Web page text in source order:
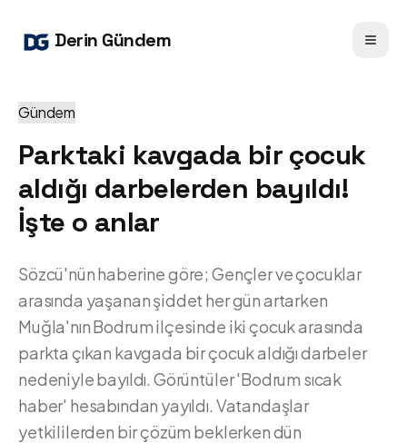
Derin Gündem
Gündem
Parktaki kavgada bir çocuk
aldığı darbelerden bayıldı!
İşte o anlar
Sözcü'nün haberine göre; Gençler ve çocuklar
arasında yaşanan şiddet her gün artarken
Muğla'nın Bodrum ilçesinde iki çocuk arasında
parkta çıkan kavgada bir çocuk aldığı darbeler
nedeniyle bayıldı. Görüntüler 'Bodrum sıcak
haber' hesabından yayıldı. Vatandaşlar
yetkililerden bir çözüm beklerken dün